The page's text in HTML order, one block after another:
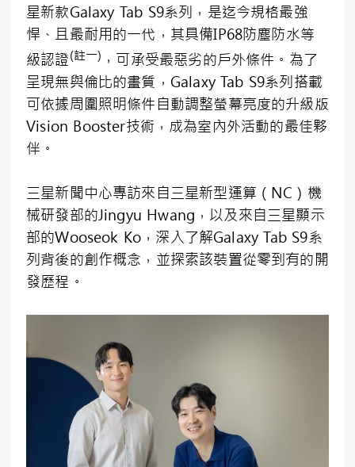
星新款Galaxy Tab S9系列，是迄今規格最強
悍、且最耐用的一代，其具備IP68防塵防水等
級認證(註一) ，可承受最惡劣的戶外條件。為了
呈現無與倫比的畫質，Galaxy Tab S9系列搭載
可依據周圍照明條件自動調整螢幕亮度的升級版
Vision Booster技術，成為室內外活動的最佳夥
伴。
三星新聞中心專訪來自三星新型運算（NC）機
械研發部的Jingyu Hwang，以及來自三星顯示
部的Wooseok Ko，深入了解Galaxy Tab S9系
列背後的創作概念，並探索該裝置從零到有的開
發歷程。